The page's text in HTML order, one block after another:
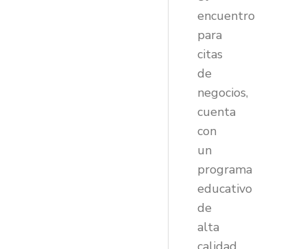
encuentro
para
citas
de
negocios,
cuenta
con
un
programa
educativo
de
alta